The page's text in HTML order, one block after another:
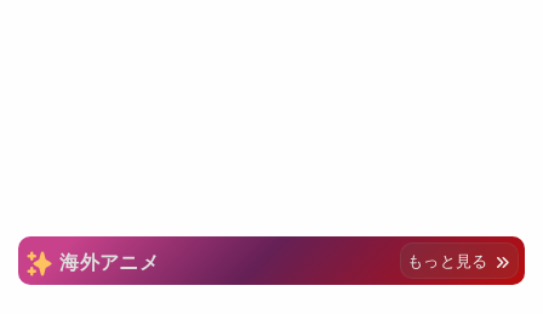
海外アニメ もっと見る